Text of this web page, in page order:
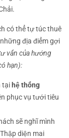
có thể tự túc thuê
địa điểm gợi
vấn của hướng
hạn):
tại hệ thống
phục vụ tưới tiêu
sẽ nghĩ mình
diện mai